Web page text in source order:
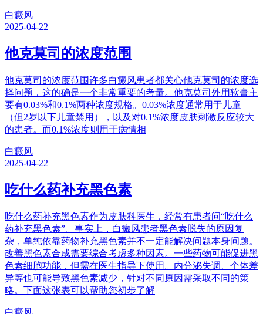
白癜风
2025-04-22
他克莫司的浓度范围
他克莫司的浓度范围许多白癜风患者都关心他克莫司的浓度选
择问题，这的确是一个非常重要的考量。他克莫司外用软膏主
要有0.03%和0.1%两种浓度规格。0.03%浓度通常用于儿童
（但2岁以下儿童禁用），以及对0.1%浓度皮肤刺激反应较大
的患者。而0.1%浓度则用于病情相
白癜风
2025-04-22
吃什么药补充黑色素
吃什么药补充黑色素作为皮肤科医生，经常有患者问“吃什么
药补充黑色素”。事实上，白癜风患者黑色素脱失的原因复
杂，单纯依靠药物补充黑色素并不一定能解决问题本身问题。
改善黑色素合成需要综合考虑多种因素。一些药物可能促进黑
色素细胞功能，但需在医生指导下使用。内分泌失调、个体差
异等也可能导致黑色素减少，针对不同原因需采取不同的策
略。下面这张表可以帮助您初步了解
白癜风